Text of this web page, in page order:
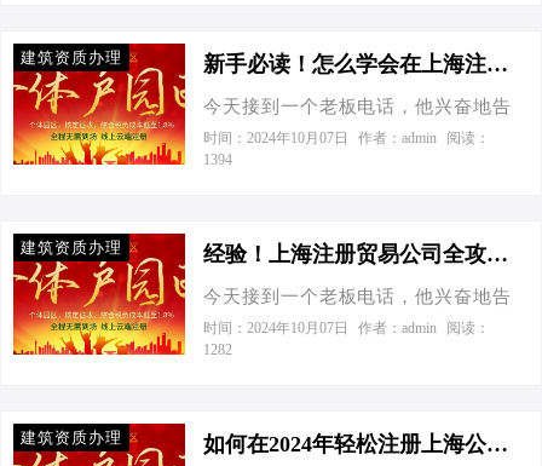
确保我们的业务有足够的市场需求。
其次，我们要关注税收政策。在上
海，个体工商户核定征收和有限公司
的税收政策有所不同。以净利润500万
为…
免费注册地址，比如爱税宝建筑产业
殊行业（如建筑设计、装饰设计
等），还可以申请使用“科技”或“文化
给自己的公司起一个响亮的名字。然
后，登录上海市市场监督管理局的官
方网站，找到企业登记网上注册系
统，按照指引进行操作。输入您的公
可以在线提交相关…
建筑资质办理 新手必读！怎么学会在上海注册公司（材料、流程和费用）-新手必读！怎么学会在上海注册公司（材料、流程和费用）
今天接到一个老板电话，他兴奋地告
诉我：“我终于搞懂了在上海注册公司
的门道！”作为一个中小企业财税专
南，帮助你轻松搞定上海公司注册的
据。根据上海市市场监督管理局的数
据，截至2022年底，上海共有各类企
引力。那么，如何在这片热土上占有
时间：2024年10月07日 作者：admin
阅读：
1394
建筑资质办理 经验！上海注册贸易公司全攻略：如何在税务上更精明？-经验！上海注册贸易公司全攻略
今天接到一个老板电话，他兴奋地告
诉我：“我终于要实现我的梦想了——
在上海开一家自己的贸易公司！”但随
真的吗？”作为一个中小企业财税专
时间：2024年10月07日 作者：admin
阅读：
1282
建筑资质办理 如何在2024年轻松注册上海公司？详解流程与节税策略-自己如何注册一家上海公司，2024年上海注册公司的详细流程